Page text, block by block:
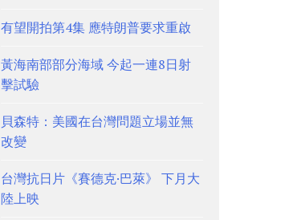
有望開拍第4集 應特朗普要求重啟
黃海南部部分海域 今起一連8日射
擊試驗
貝森特：美國在台灣問題立場並無
改變
台灣抗日片《賽德克·巴萊》 下月大
陸上映